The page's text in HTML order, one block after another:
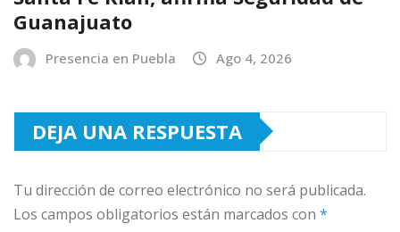
Guanajuato
Presencia en Puebla Ago 4, 2026
DEJA UNA RESPUESTA
Tu dirección de correo electrónico no será publicada.
Los campos obligatorios están marcados con *